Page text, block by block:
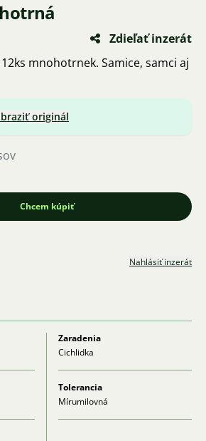
Zdieľať inzerát
mnohotrnek. Samice, samci aj
originál
Chcem kúpiť
Nahlásiť inzerát
Zaradenia
Cichlidka
Tolerancia
Mírumilovná